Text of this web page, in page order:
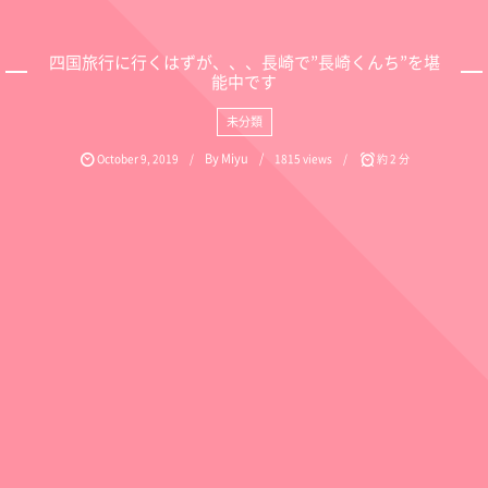
四国旅行に行くはずが、、、長崎で”長崎くんち”を堪
能中です
未分類
October9, 2019 ByMiyu 1815 views 約 2 分